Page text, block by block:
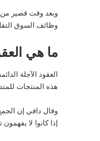
وبعد وقت قصير
وظائف السوق
ما هي
هذه المنتجات
وقال دافي إن الجمع
إذا كانوا لا